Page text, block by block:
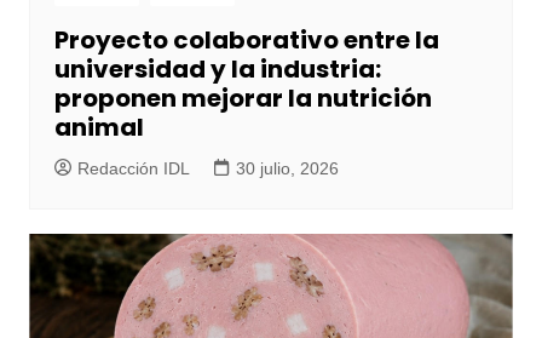
Proyecto colaborativo entre la
universidad y la industria:
proponen mejorar la nutrición
animal
Redacción IDL 30 julio, 2026